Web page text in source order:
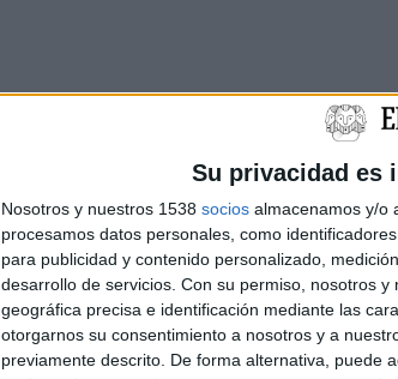
Su privacidad es
Nosotros y nuestros 1538 socios almacenamos y/o
procesamos datos personales, como
para publicidad y contenido personalizado,
desarrollo de servicios. Con su permiso, nosotros y
geográfica precisa e identificación mediante las
otorgarnos su consentimiento a nosotros y a
previamente descrito. De forma alternativa, puede